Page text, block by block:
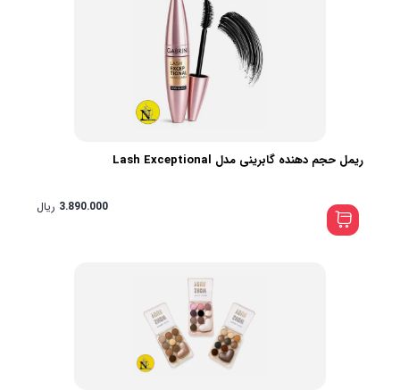
ریمل حجم دهنده گابرینی مدل Lash Exceptional
3.890.000 ریال